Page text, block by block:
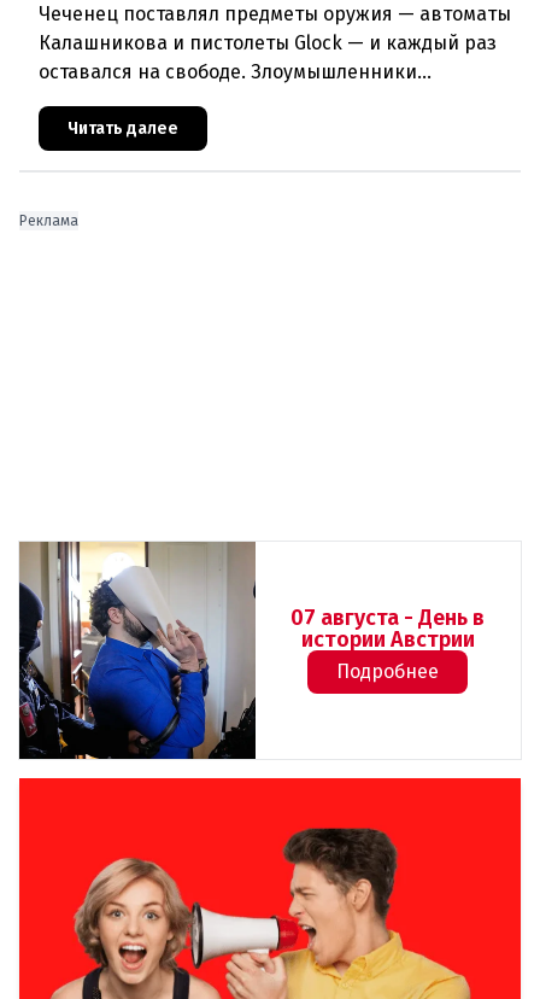
Чеченец поставлял предметы оружия — автоматы
Калашникова и пистолеты Glock — и каждый раз
оставался на свободе. Злоумышленники
используют незаконный оборот оружия в своих
террористических планах. Куйт
Читать далее
Реклама
07 августа - День в
истории Австрии
Подробнее